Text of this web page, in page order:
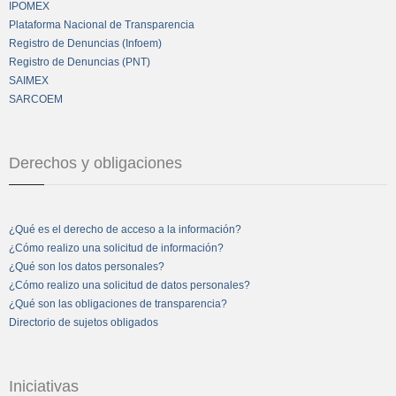
IPOMEX
Plataforma Nacional de Transparencia
Registro de Denuncias (Infoem)
Registro de Denuncias (PNT)
SAIMEX
SARCOEM
Derechos y obligaciones
¿Qué es el derecho de acceso a la información?
¿Cómo realizo una solicitud de información?
¿Qué son los datos personales?
¿Cómo realizo una solicitud de datos personales?
¿Qué son las obligaciones de transparencia?
Directorio de sujetos obligados
Iniciativas